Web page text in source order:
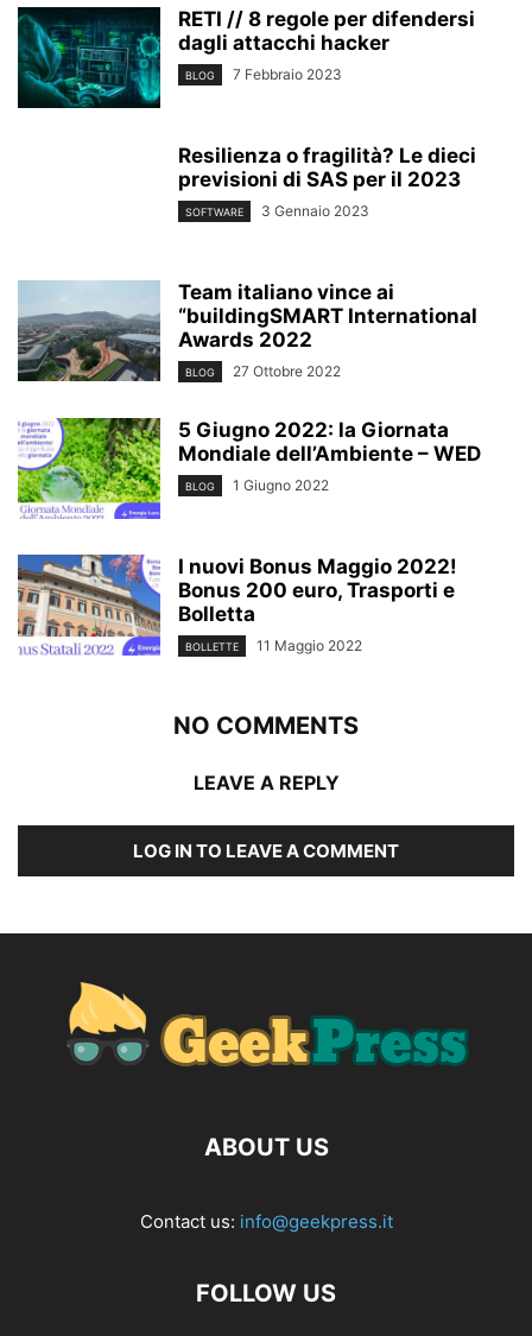
RETI // 8 regole per difendersi
dagli attacchi hacker
BLOG 7 Febbraio 2023
Resilienza o fragilità? Le dieci
previsioni di SAS per il 2023
SOFTWARE 3 Gennaio 2023
Team italiano vince ai
“buildingSMART International
Awards 2022
BLOG 27 Ottobre 2022
5 Giugno 2022: la Giornata
Mondiale dell’Ambiente – WED
BLOG 1 Giugno 2022
I nuovi Bonus Maggio 2022!
Bonus 200 euro, Trasporti e
Bolletta
BOLLETTE 11 Maggio 2022
NO COMMENTS
LEAVE A REPLY
LOG IN TO LEAVE A COMMENT
ABOUT US
Contact us: info@geekpress.it
FOLLOW US